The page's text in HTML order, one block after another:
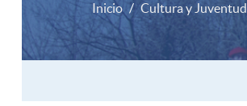
Inicio Cultura y Juventud